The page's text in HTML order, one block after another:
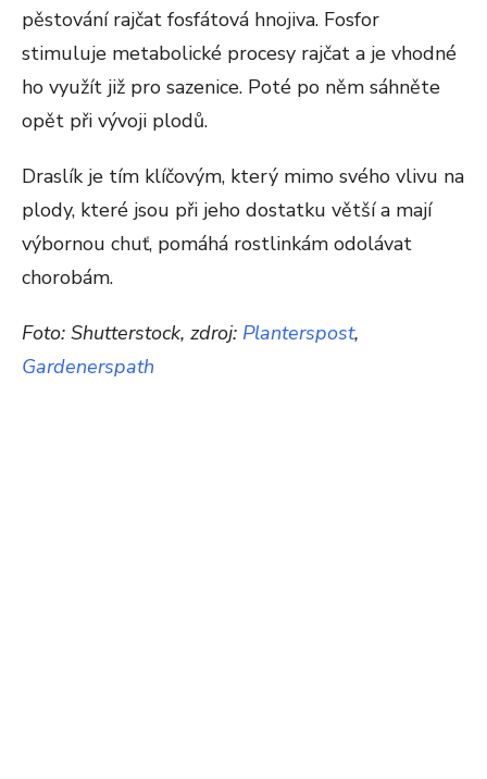
pěstování rajčat fosfátová hnojiva. Fosfor
stimuluje metabolické procesy rajčat a je vhodné
ho využít již pro sazenice. Poté po něm sáhněte
opět při vývoji plodů.
Draslík je tím klíčovým, který mimo svého vlivu na
plody, které jsou při jeho dostatku větší a mají
výbornou chuť, pomáhá rostlinkám odolávat
chorobám.
Foto: Shutterstock, zdroj: Planterspost,
Gardenerspath